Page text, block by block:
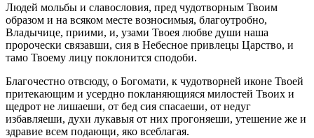
Людей мольбы и славословия, пред чудотворным Твоим
образом и на всяком месте возносимыя, благоутробно,
Владычице, приими, и, узами Твоея любве души наша
пророчески связавши, сия в Небесное привлецы Царство, и
тамо Твоему лицу поклонится сподоби.
Благочестно отвсюду, о Богомати, к чудотворней иконе Твоей
притекающим и усердно покланяющияся милостей Твоих и
щедрот не лишаеши, от бед сия спасаеши, от недуг
избавляеши, духи лукавыя от них прогоняеши, утешение же и
здравие всем подающи, яко всеблагая.